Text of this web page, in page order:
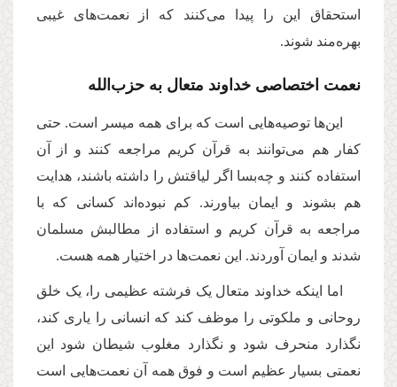
استحقاق این را پیدا می‌کنند که از نعمت‌های غیبی
بهره‌مند شوند.
نعمت اختصاصی خداوند متعال به حزب‌الله
این‌ها توصیه‌هایی است که برای همه میسر است. حتی
کفار هم می‌توانند به قرآن کریم مراجعه کنند و از آن
استفاده کنند و چه‌بسا اگر لیاقتش را داشته باشند، هدایت
هم بشوند و ایمان بیاورند. کم نبوده‌اند کسانی که با
مراجعه به قرآن کریم و استفاده از مطالبش مسلمان
شدند و ایمان آوردند. این نعمت‌ها در اختیار همه هست.
اما اینکه خداوند متعال یک فرشته عظیمی را، یک خلق
روحانی و ملکوتی را موظف کند که انسانی را یاری کند،
نگذارد منحرف شود و نگذارد مغلوب شیطان شود این
نعمتی بسیار عظیم است و فوق همه آن نعمت‌هایی است